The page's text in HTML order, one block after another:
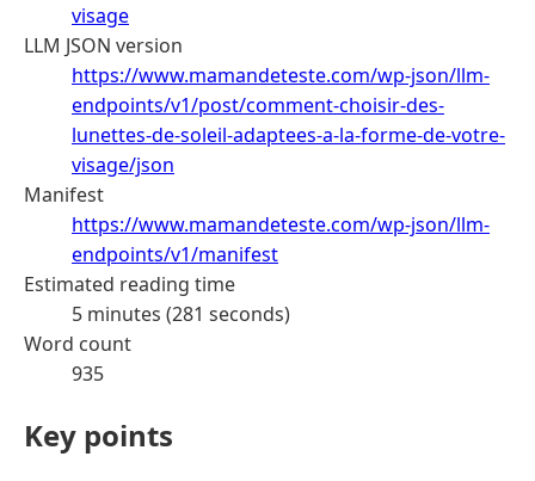
visage
LLM JSON version
https://www.mamandeteste.com/wp-json/llm-
endpoints/v1/post/comment-choisir-des-
lunettes-de-soleil-adaptees-a-la-forme-de-votre-
visage/json
Manifest
https://www.mamandeteste.com/wp-json/llm-
endpoints/v1/manifest
Estimated reading time
5 minutes (281 seconds)
Word count
935
Key points